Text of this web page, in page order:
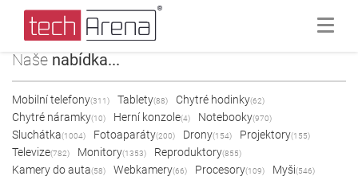
Naše nabídka...
Mobilní telefony(311) Tablety(88) Chytré hodinky(62)
Chytré náramky(10) Herní konzole(4) Notebooky(970)
Sluchátka(1004) Fotoaparáty(200) Drony(154) Projektory(155)
Televize(782) Monitory(1353) Reproduktory(855)
Kamery do auta(58) Webkamery(66) Procesory(109) Myši(546)